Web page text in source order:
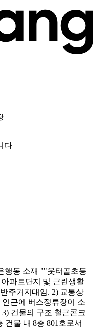
다
행동 소재 ""웃터골초등
파트단지 및 근린생활
주거지대임. 2) 교통상
근에 버스정류장이 소
건물의 구조 철근콘크
건물 내 8층 801호로서